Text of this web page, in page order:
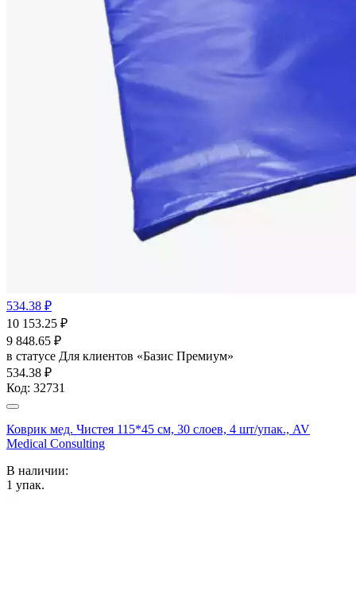
534.38 ₽
10 153.25 ₽
9 848.65 ₽
в статусе Для клиентов «Базис Премиум»
534.38 ₽
Код: 32731
Коврик мед. Чистея 115*45 см, 30 слоев, 4 шт/упак., AV
Medical Consulting
В наличии:
1 упак.